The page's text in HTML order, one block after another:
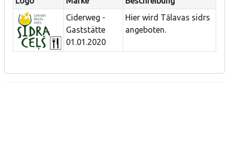
Ciderweg -
Gaststätte
01.01.2020
Hier wird Tālavas sidrs
angeboten.